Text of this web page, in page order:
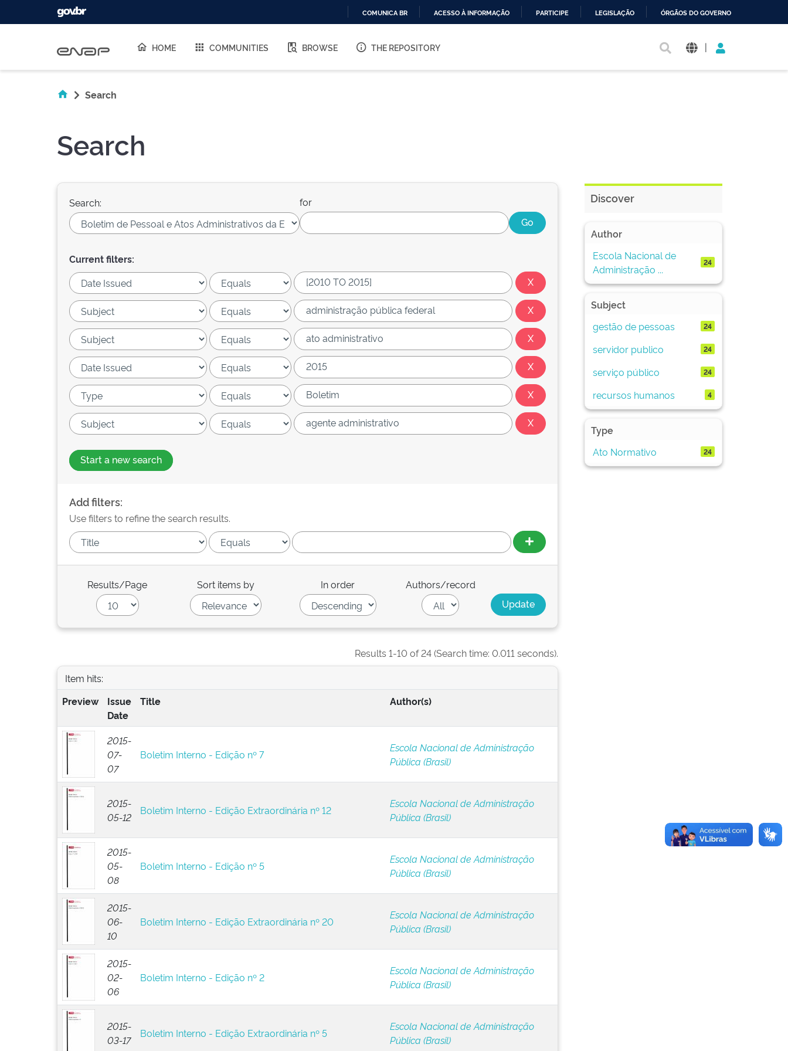
O
COMUNICA BR ACESSO À INFORMAÇÃO PARTICIPE LEGISLAÇÃO ÓRGÃOS DO GOVERNO
HOME COMMUNITIES BROWSE THE REPOSITORY |
Search
Search
Search: for
Current filters:
Start a new search
Add filters:
Use filters to refine the search results.
Results/Page Sort items by In order Authors/record
Results 1-10 of 24 (Search time: 0.011 seconds).
Item hits:
Preview
Issue
Date
Title Author(s)
2015-
07-
07
Boletim Interno - Edição nº 7
Escola Nacional de Administração
Pública (Brasil)
2015-
05-12
Boletim Interno - Edição Extraordinária nº 12
Escola Nacional de Administração
Pública (Brasil)
2015-
05-
08
Boletim Interno - Edição nº 5
Escola Nacional de Administração
Pública (Brasil)
2015-
06-
10
Boletim Interno - Edição Extraordinária nº 20
Escola Nacional de Administração
Pública (Brasil)
2015-
02-
06
Boletim Interno - Edição nº 2
Escola Nacional de Administração
Pública (Brasil)
2015-
03-17
Boletim Interno - Edição Extraordinária nº 5
Escola Nacional de Administração
Pública (Brasil)
Discover
Author
Escola Nacional de
Administração ...
24
Subject
gestão de pessoas
24
servidor publico 24
serviço público 24
recursos humanos 4
Type
Ato Normativo
24